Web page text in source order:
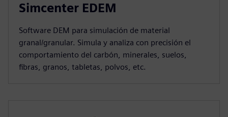
Simcenter EDEM
Software DEM para simulación de material
granal/granular. Simula y analiza con precisión el
comportamiento del carbón, minerales, suelos,
fibras, granos, tabletas, polvos, etc.